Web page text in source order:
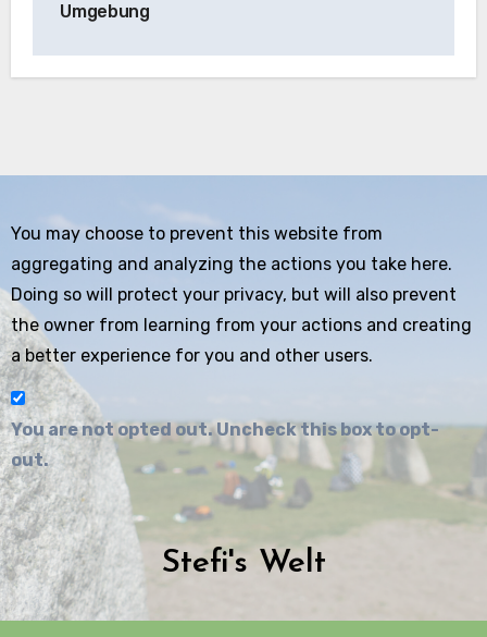
Umgebung
You may choose to prevent this website from
aggregating and analyzing the actions you take here.
Doing so will protect your privacy, but will also prevent
the owner from learning from your actions and creating
a better experience for you and other users.
You are not opted out. Uncheck this box to opt-
out.
Stefi's Welt